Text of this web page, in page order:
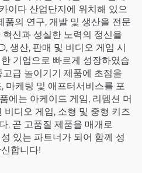
이다 산업단지에 위치해 있으
품의 연구, 개발 및 생산을 전문
신과 성실한 노력의 정신을
생산, 판매 및 비디오 게임 시
기업으로 빠르게 성장하였습
급 놀이기기 제품에 초점을
마케팅 및 애프터서비스를 포
에는 아케이드 게임, 리뎀션 머
비디오 게임, 소형 및 중형 키즈
. 곧 고품질 제품을 매개로
있는 파트너가 되어 함께 성
합니다!